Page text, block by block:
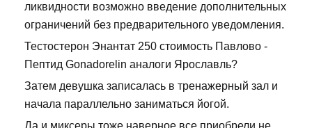
ликвидности возможно введение дополнительных
ограничений без предварительного уведомления.
Тестостерон Энантат 250 стоимость Павлово -
Пептид Gonadorelin аналоги Ярославль?
Затем девушка записалась в тренажерный зал и
начала параллельно заниматься йогой.
Да и миксеры тоже наверное все приобрели,не